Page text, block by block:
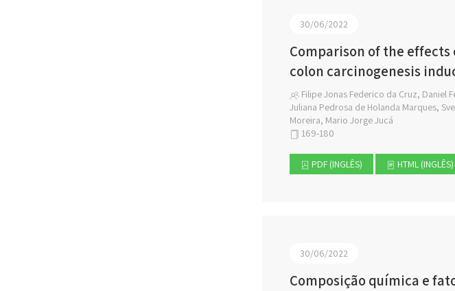
30/06/2022
Comparison of the
colon carcinogenesis
Filipe Jonas Federico da Cruz, Daniel
Juliana Pedrosa de Holanda Marques,
Moreira, Mario Jorge Jucá
169-180
PDF (INGLÊS) HTML (INGLÊS)
30/06/2022
Composição química e